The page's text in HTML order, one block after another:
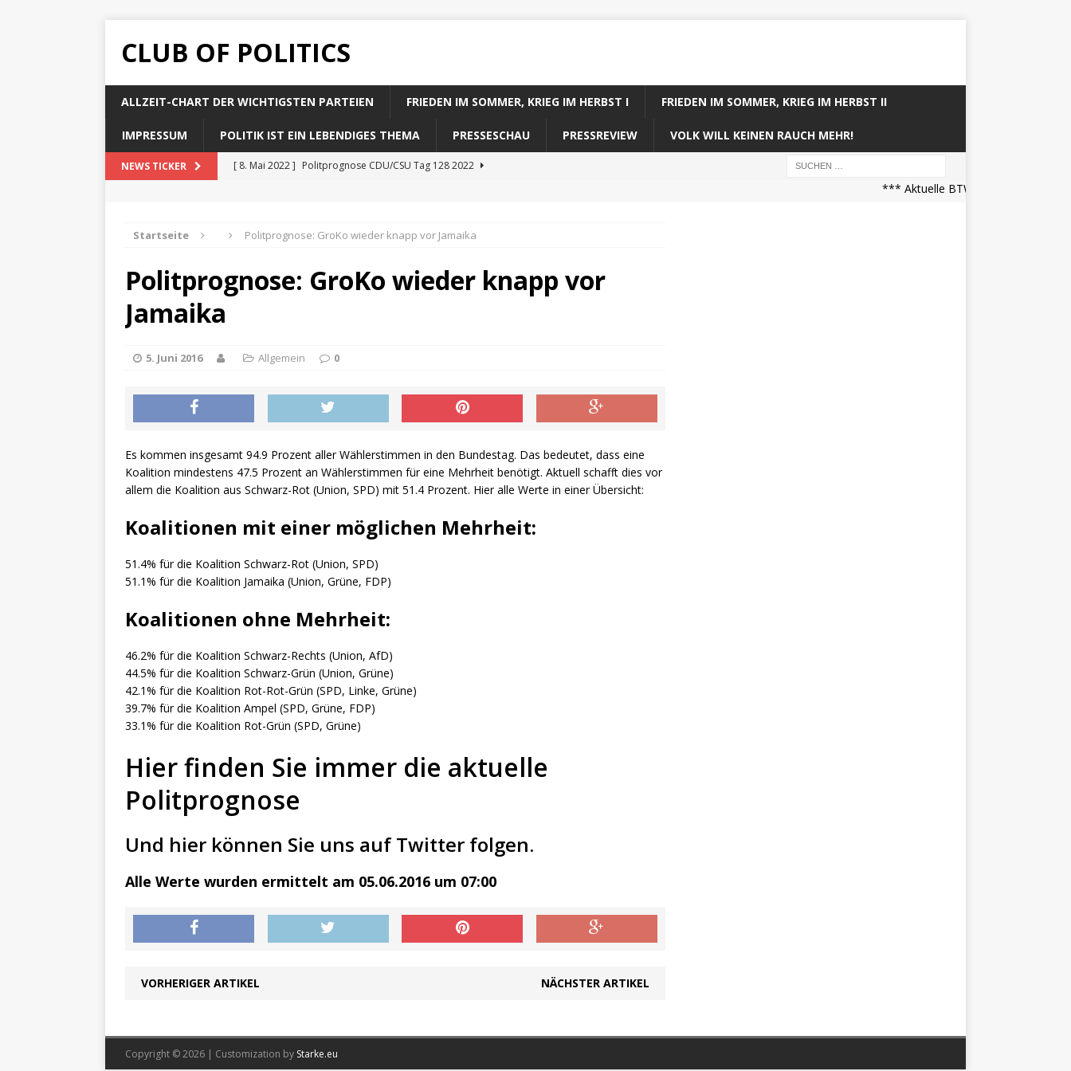
CLUB OF POLITICS
ALLZEIT-CHART DER WICHTIGSTEN PARTEIEN FRIEDEN IM SOMMER, KRIEG IM HERBST I FRIEDEN IM SOMMER, KRIEG IM HERBST II
IMPRESSUM POLITIK IST EIN LEBENDIGES THEMA PRESSESCHAU PRESSREVIEW VOLK WILL KEINEN RAUCH MEHR!
NEWS TICKER [ 8. Mai 2022 ] Politprognose CDU/CSU Tag 128 2022
[ 8. Mai 2022 ]
Politprognose Koalitionsrechner Tag 128 2022
*** Aktuelle BTW21 Prognose
Startseite Politprognose: GroKo wieder knapp vor Jamaika
Politprognose: GroKo wieder knapp vor
Jamaika
5. Juni 2016 Allgemein 0
Es kommen insgesamt 94.9 Prozent aller Wählerstimmen in den Bundestag. Das bedeutet, dass eine
Koalition mindestens 47.5 Prozent an Wählerstimmen für eine Mehrheit benötigt. Aktuell schafft dies vor
allem die Koalition aus Schwarz-Rot (Union, SPD) mit 51.4 Prozent. Hier alle Werte in einer Übersicht:
Koalitionen mit einer möglichen Mehrheit:
51.4% für die Koalition Schwarz-Rot (Union, SPD)
51.1% für die Koalition Jamaika (Union, Grüne, FDP)
Koalitionen ohne Mehrheit:
46.2% für die Koalition Schwarz-Rechts (Union, AfD)
44.5% für die Koalition Schwarz-Grün (Union, Grüne)
42.1% für die Koalition Rot-Rot-Grün (SPD, Linke, Grüne)
39.7% für die Koalition Ampel (SPD, Grüne, FDP)
33.1% für die Koalition Rot-Grün (SPD, Grüne)
Hier finden Sie immer die aktuelle
Politprognose
Und hier können Sie uns auf Twitter folgen.
Alle Werte wurden ermittelt am 05.06.2016 um 07:00
VORHERIGER ARTIKEL NÄCHSTER ARTIKEL
Copyright © 2026 | Customization by Starke.eu